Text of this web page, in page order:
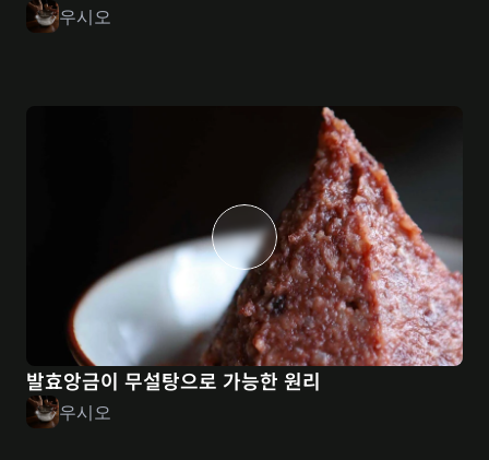
우시오
발효앙금이 무설탕으로 가능한 원리
우시오